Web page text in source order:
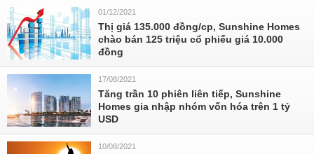
01/12/2021
Thị giá 135.000 đồng/cp, Sunshine Homes
chào bán 125 triệu cổ phiếu giá 10.000
đồng
17/08/2021
Tăng trần 10 phiên liên tiếp, Sunshine
Homes gia nhập nhóm vốn hóa trên 1 tỷ
USD
10/08/2021